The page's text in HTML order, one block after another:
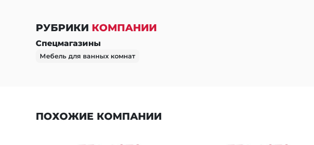
РУБРИКИ КОМПАНИИ
Спецмагазины
Мебель для ванных комнат
ПОХОЖИЕ КОМПАНИИ